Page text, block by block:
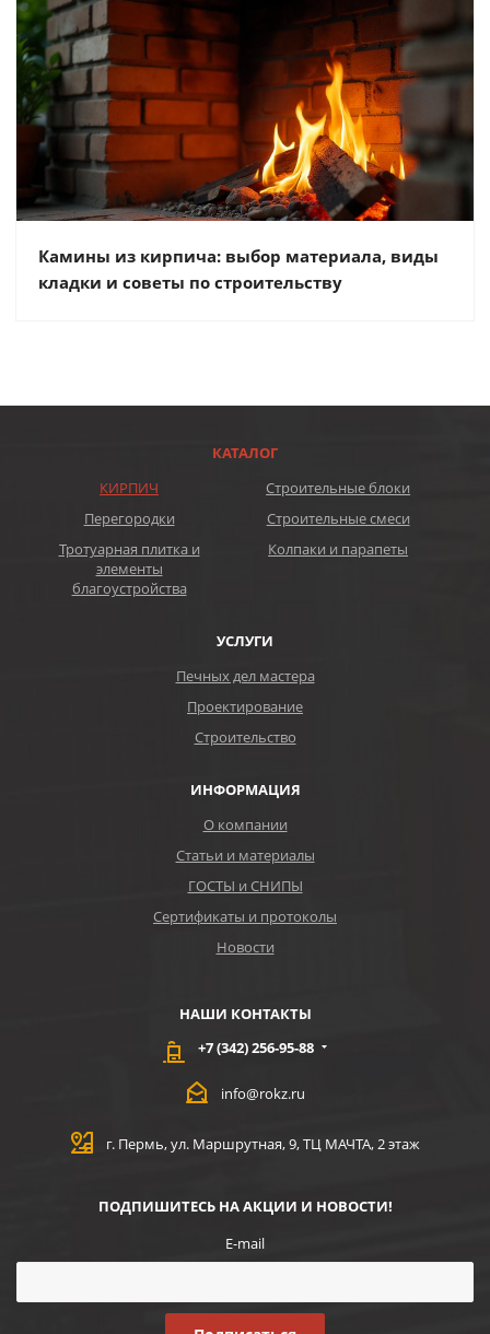
Камины из кирпича: выбор материала, виды
кладки и советы по строительству
КАТАЛОГ
КИРПИЧ
Строительные блоки
Перегородки
Строительные смеси
Тротуарная плитка и
элементы
благоустройства
Колпаки и парапеты
УСЛУГИ
Печных дел мастера
Проектирование
Строительство
ИНФОРМАЦИЯ
О компании
Статьи и материалы
ГОСТЫ и СНИПЫ
Сертификаты и протоколы
Новости
НАШИ КОНТАКТЫ
+7 (342) 256-95-88
info@rokz.ru
г. Пермь, ул. Маршрутная, 9, ТЦ МАЧТА, 2 этаж
ПОДПИШИТЕСЬ НА АКЦИИ И НОВОСТИ!
E-mail